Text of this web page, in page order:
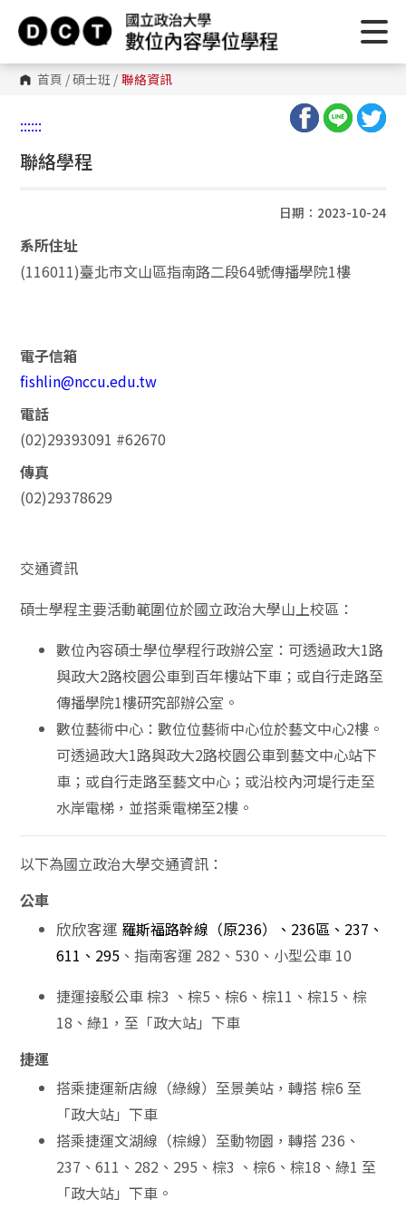
首頁 /碩士班 / 聯絡資訊
::::::
聯絡學程
日期：2023-10-24
系所住址
(116011)臺北市文山區指南路二段64號傳播學院1樓
電子信箱
fishlin@nccu.edu.tw
電話
(02)29393091 #62670
傳真
(02)29378629
交通資訊
碩士學程主要活動範圍位於國立政治大學山上校區：
數位內容碩士學位學程行政辦公室：可透過政大1路
與政大2路校園公車到百年樓站下車；或自行走路至
傳播學院1樓研究部辦公室。
數位藝術中心：數位位藝術中心位於藝文中心2樓。
可透過政大1路與政大2路校園公車到藝文中心站下
車；或自行走路至藝文中心；或沿校內河堤行走至
水岸電梯，並搭乘電梯至2樓。
以下為國立政治大學交通資訊：
公車
欣欣客運 羅斯福路幹線（原236） 、 236區 、 237 、
611 、 295 、指南客運 282、530、小型公車 10
捷運接駁公車 棕3 、棕5、棕6、棕11、棕15、棕
18、綠1，至「政大站」下車
捷運
搭乘捷運新店線（綠線）至景美站，轉搭 棕6 至
「政大站」下車
搭乘捷運文湖線（棕線）至動物園，轉搭 236、
237、611、282、295、棕3 、棕6、棕18、綠1 至
「政大站」下車。